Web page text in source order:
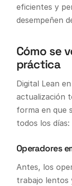
eficientes y
desempeñen
Cómo se
práctica
Digital Lean
actualización
forma en que
todos los días:
Operadores
Antes, los
trabajo lentos